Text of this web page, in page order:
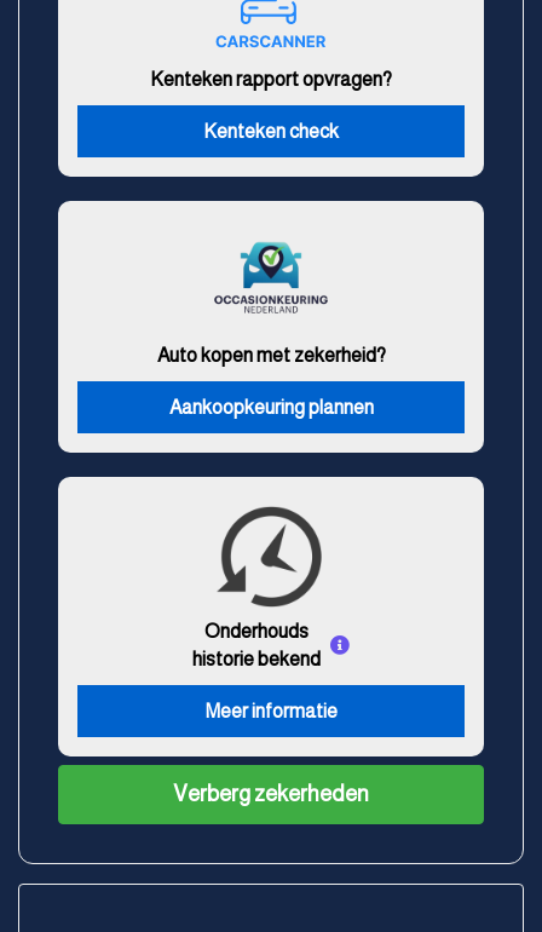
Kenteken rapport opvragen?
Kenteken check
Auto kopen met zekerheid?
Aankoopkeuring plannen
Onderhouds
historie bekend
Meer informatie
Verberg zekerheden